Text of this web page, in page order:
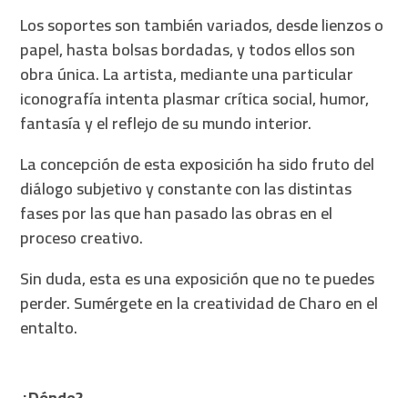
Los soportes son también variados, desde lienzos o
papel, hasta bolsas bordadas, y todos ellos son
obra única. La artista, mediante una particular
iconografía intenta plasmar crítica social, humor,
fantasía y el reflejo de su mundo interior.
La concepción de esta exposición ha sido fruto del
diálogo subjetivo y constante con las distintas
fases por las que han pasado las obras en el
proceso creativo.
Sin duda, esta es una exposición que no te puedes
perder. Sumérgete en la creatividad de Charo en el
entalto.